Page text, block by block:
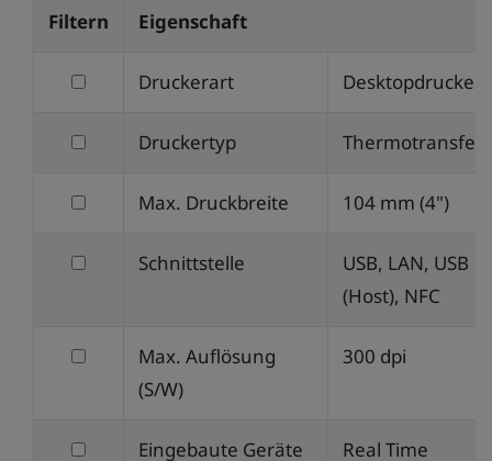
Filtern Eigenschaft
filtern
Druckerart
Druckerart Desktopdrucker
filtern
Druckertyp
Druckertyp Thermotransfer
filtern
Max.
Max. Druckbreite 104 mm (4")
filtern
Schnittstelle
USB, LAN, USB
(Host), NFC
filtern
Auflösung
Max. Auflösung
(S/W)
300 dpi
filtern
Eingebaute Geräte
Real Time